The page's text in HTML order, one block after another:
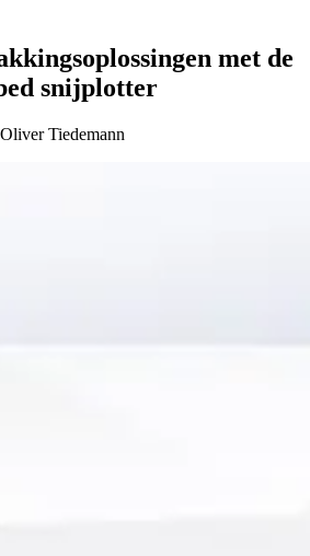
met de
snijplotter
Tiedemann